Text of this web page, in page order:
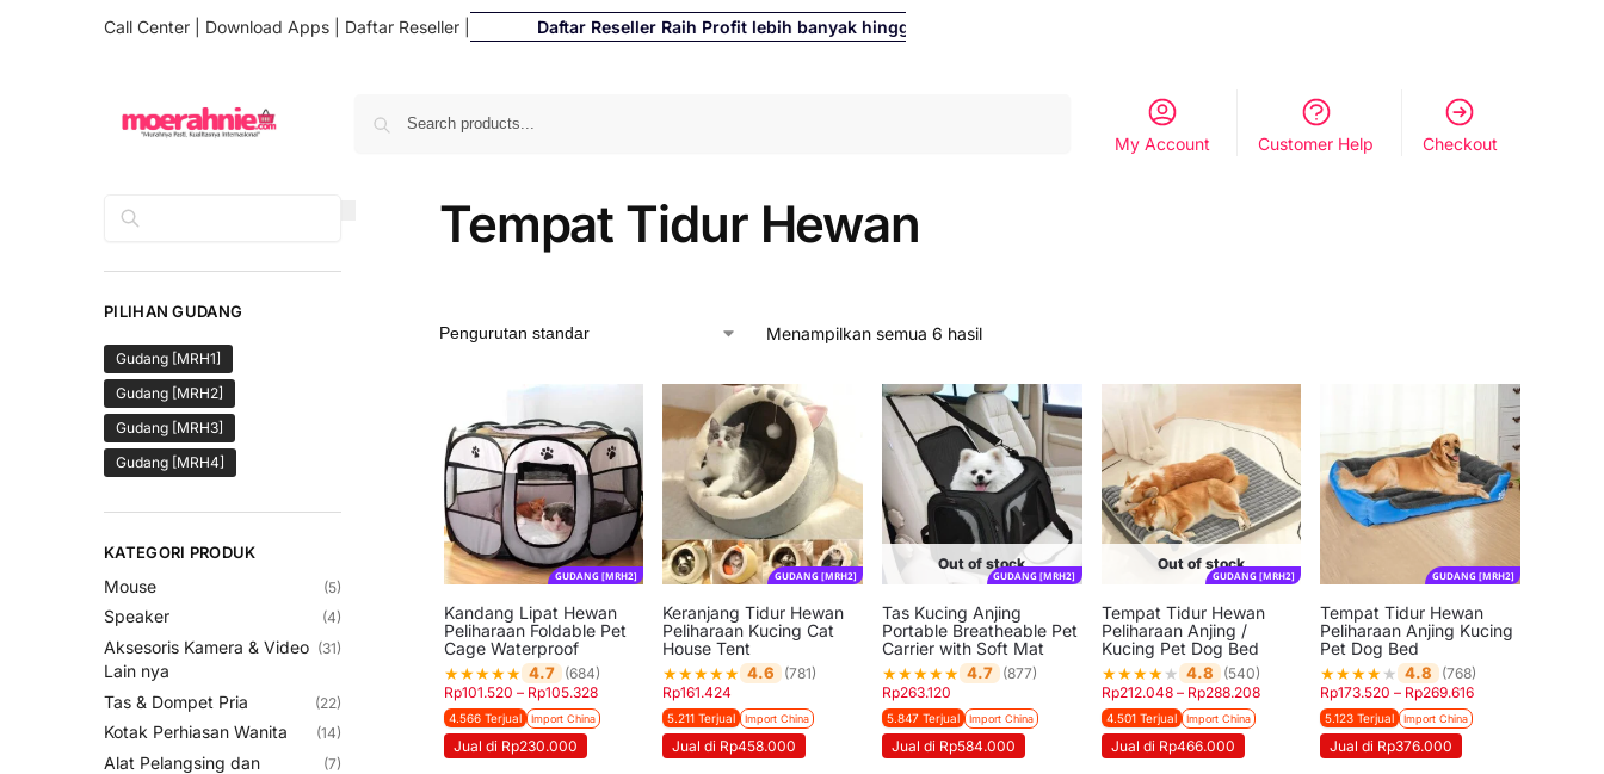
Call Center Download Apps Daftar Reseller Daftar Reseller Raih Profit lebih banyak hingga 500%
My Account Customer Help Checkout
Tempat Tidur Hewan
Menampilkan semua 6 hasil
GUDANG [MRH2]
Kandang Lipat Hewan
Peliharaan Foldable Pet
Cage Waterproof
★★★★★ 4.7
(684)
Rp101.520 – Rp105.328
4.566 Terjual Import China
Jual di Rp230.000
GUDANG [MRH2]
Keranjang Tidur Hewan
Peliharaan Kucing Cat
House Tent
★★★★★ 4.6
(781)
Rp161.424
5.211 Terjual Import China
Jual di Rp458.000
Out of stock
GUDANG [MRH2]
Tas Kucing Anjing
Portable Breatheable Pet
Carrier with Soft Mat
★★★★★ 4.7 (877)
Rp263.120
5.847 Terjual Import China
Jual di Rp584.000
Out of stock
GUDANG [MRH2]
Tempat Tidur Hewan
Peliharaan Anjing /
Kucing Pet Dog Bed
★★★★★ 4.8
(540)
Rp212.048 – Rp288.208
4.501 Terjual Import China
Jual di Rp466.000
GUDANG [MRH2]
Tempat Tidur Hewan
Peliharaan Anjing Kucing
Pet Dog Bed
★★★★★ 4.8
(768)
Rp173.520 – Rp269.616
5.123 Terjual Import China
Jual di Rp376.000
PILIHAN GUDANG
Gudang [MRH1]
Gudang [MRH2]
Gudang [MRH3]
Gudang [MRH4]
KATEGORI PRODUK
Mouse (5)
Speaker (4)
Aksesoris Kamera & Video
Lain nya
(31)
Tas & Dompet Pria (22)
Kotak Perhiasan Wanita (14)
Alat Pelangsing dan
(7)